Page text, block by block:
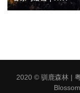
2020 © 驯鹿森林|